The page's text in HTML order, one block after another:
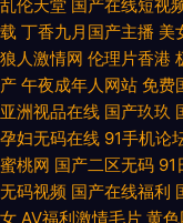
乱伦天堂 国产在线短视
载 丁香九月国产主播 美
狼人激情网 伦理片香港
产 午夜成年人网站 免费
亚洲视品在线 国产玖玖
孕妇无码在线 91手机论
蜜桃网 国产二区无码 91
无码视频 国产在线福利
女 AV福利激情毛片 黄